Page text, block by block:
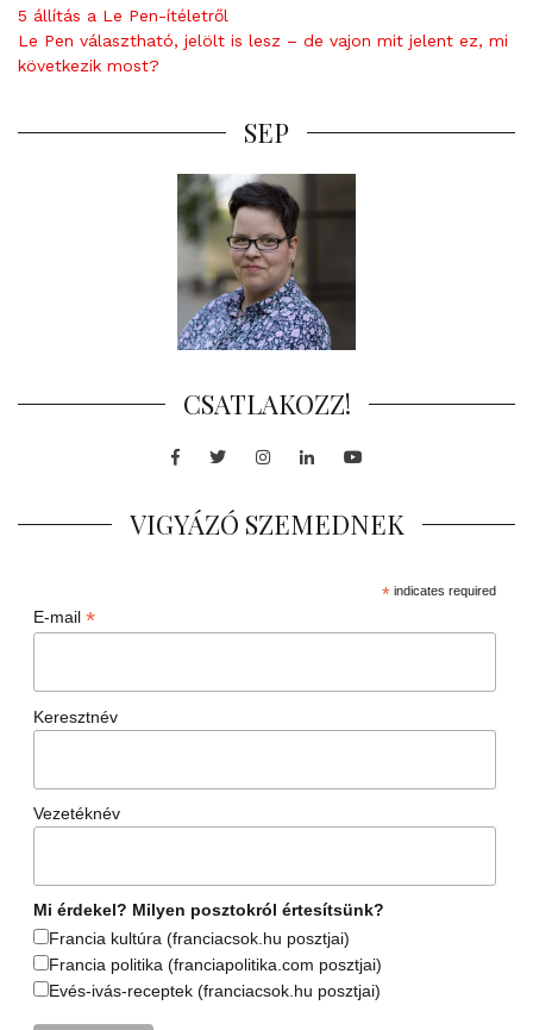
5 állítás a Le Pen-ítéletről
Le Pen választható, jelölt is lesz – de vajon mit jelent ez, mi
következik most?
SEP
CSATLAKOZZ!
Facebook
TwitterInstagram
LinkedInYoutube
VIGYÁZÓ SZEMEDNEK
*indicates required
E-mail *
Keresztnév
Vezetéknév
Mi érdekel? Milyen posztokról értesítsünk?
Francia kultúra (franciacsok.hu posztjai)
Francia politika (franciapolitika.com posztjai)
Evés-ivás-receptek (franciacsok.hu posztjai)